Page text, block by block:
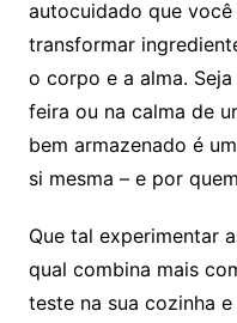
autocuidado que
transformar
o corpo e a alma.
feira ou na calma de
bem armazenado é
si mesma – e por
Que tal experimentar
qual combina mais
teste na sua cozinha